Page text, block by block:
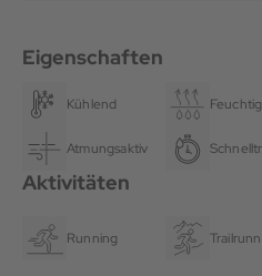
Eigenschaften
Kühlend
Atmungsaktiv
Aktivitäten
Running